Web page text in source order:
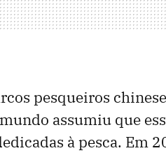
pesqueiros
assumiu que
à pesca. Em